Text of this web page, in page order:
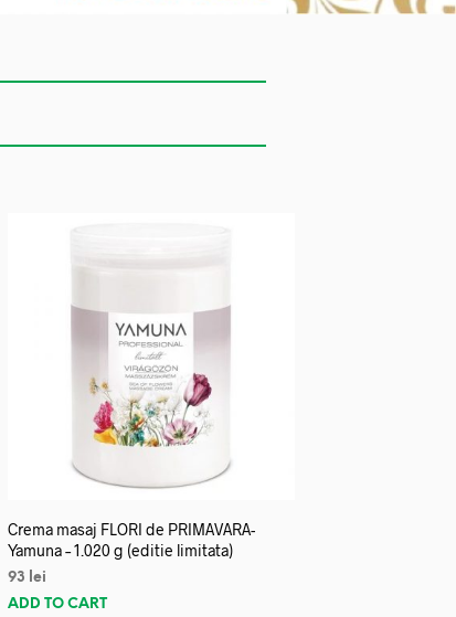
Crema masaj FLORI de PRIMAVARA-
Yamuna – 1.020 g (editie limitata)
93
lei
ADD TO CART